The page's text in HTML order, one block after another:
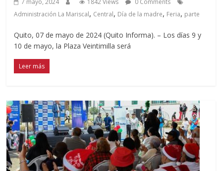
Administración La Mariscal, Central, Día de la madre, Feria, parte
Quito, 07 de mayo de 2024 (Quito Informa). – Los días 9 y
10 de mayo, la Plaza Veintimilla será
Leer más